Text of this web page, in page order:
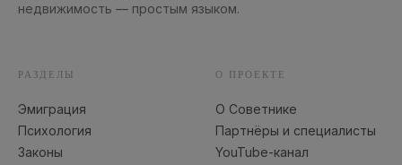
недвижимость — простым языком.
РАЗДЕЛЫ
Эмиграция
Психология
Законы
О ПРОЕКТЕ
О Советнике
Партнёры и специалисты
YouTube-канал